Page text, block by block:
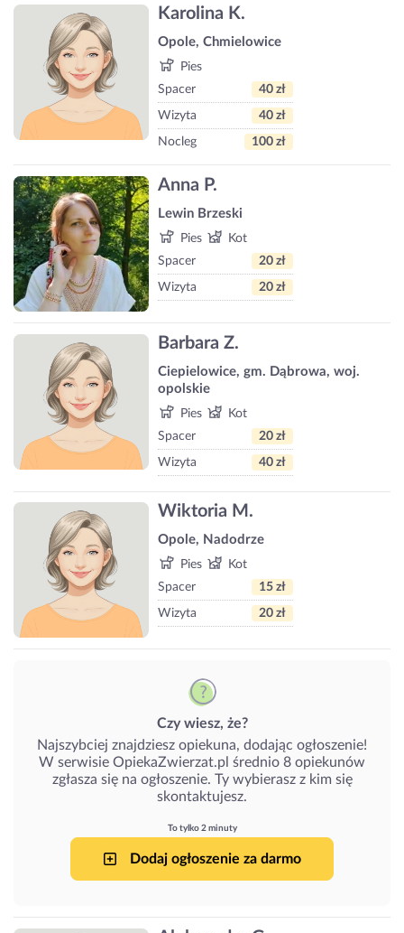
Karolina K.
Opole, Chmielowice
Pies
Spacer
40 zł
Wizyta 40 zł
Nocleg 100 zł
Anna P.
Lewin Brzeski
Pies
Kot
Spacer
20 zł
Wizyta 20 zł
Barbara Z.
Ciepielowice, gm. Dąbrowa, woj.
opolskie
Pies
Kot
Spacer
20 zł
Wizyta 40 zł
Wiktoria M.
Opole, Nadodrze
Pies
Kot
Spacer
15 zł
Wizyta 20 zł
Czy wiesz, że?
Najszybciej znajdziesz opiekuna, dodając ogłoszenie!
W serwisie OpiekaZwierzat.pl średnio 8 opiekunów
zgłasza się na ogłoszenie. Ty wybierasz z kim się
skontaktujesz.
To tylko 2 minuty
Dodaj ogłoszenie za darmo